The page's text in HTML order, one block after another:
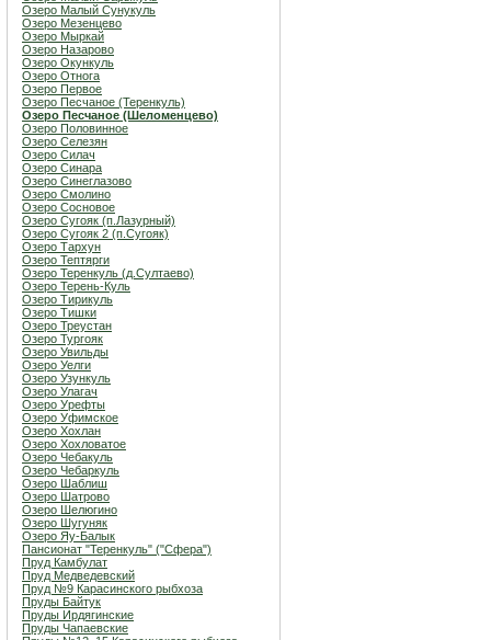
Озеро Малый Сунукуль
Озеро Мезенцево
Озеро Мыркай
Озеро Назарово
Озеро Окункуль
Озеро Отнога
Озеро Первое
Озеро Песчаное (Теренкуль)
Озеро Песчаное (Шеломенцево)
Озеро Половинное
Озеро Селезян
Озеро Силач
Озеро Синара
Озеро Синеглазово
Озеро Смолино
Озеро Сосновое
Озеро Сугояк (п.Лазурный)
Озеро Сугояк 2 (п.Сугояк)
Озеро Тархун
Озеро Тептярги
Озеро Теренкуль (д.Султаево)
Озеро Терень-Куль
Озеро Тирикуль
Озеро Тишки
Озеро Треустан
Озеро Тургояк
Озеро Увильды
Озеро Уелги
Озеро Узункуль
Озеро Улагач
Озеро Урефты
Озеро Уфимское
Озеро Хохлан
Озеро Хохловатое
Озеро Чебакуль
Озеро Чебаркуль
Озеро Шаблиш
Озеро Шатрово
Озеро Шелюгино
Озеро Шугуняк
Озеро Яу-Балык
Пансионат "Теренкуль" ("Сфера")
Пруд Камбулат
Пруд Медведевский
Пруд №9 Карасинского рыбхоза
Пруды Байтук
Пруды Ирдягинские
Пруды Чапаевские